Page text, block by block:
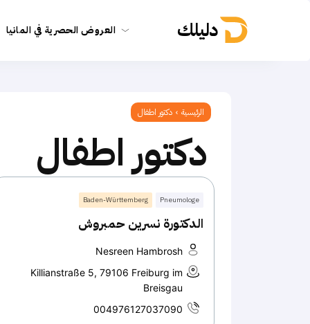
دليلك العروض الحصرية في المانيا
الرئيسية دكتور اطفال
دكتور اطفال
Pneumologe
Baden-Württemberg
الدكتورة نسرين حمبروش
Nesreen Hambrosh
Killianstraße 5, 79106 Freiburg im
Breisgau
004976127037090